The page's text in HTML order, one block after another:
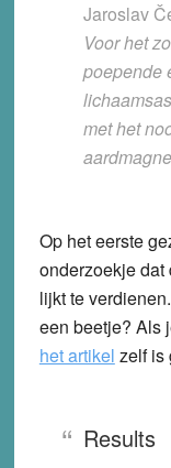
Jaroslav
Voor het
poepende
met het
Op het eerste
onderzoekje
lijkt te
een beetje? Als
het artikel zelf is
Results